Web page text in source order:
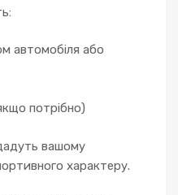
автомобіля або
потрібно)
вашому
характеру.